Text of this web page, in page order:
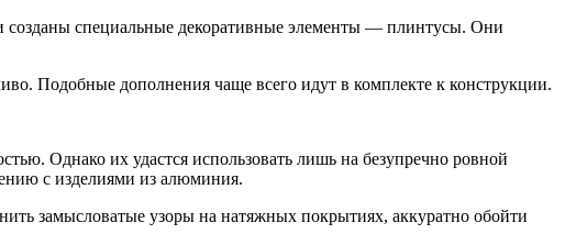
специальные декоративные элементы — плинтусы. Они
Подобные дополнения чаще всего идут в комплекте к конструкции.
Однако их удастся использовать лишь на безупречно ровной
с изделиями из алюминия.
замысловатые узоры на натяжных покрытиях, аккуратно обойти